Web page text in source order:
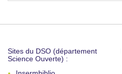
Sites du DSO (département
Science Ouverte) :